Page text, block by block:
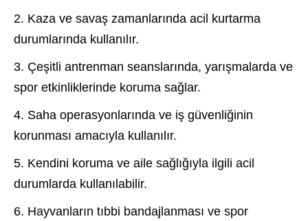
2. Kaza ve savaş zamanlarında acil kurtarma
durumlarında kullanılır.
3. Çeşitli antrenman seanslarında, yarışmalarda ve
spor etkinliklerinde koruma sağlar.
4. Saha operasyonlarında ve iş güvenliğinin
korunması amacıyla kullanılır.
5. Kendini koruma ve aile sağlığıyla ilgili acil
durumlarda kullanılabilir.
6. Hayvanların tıbbi bandajlanması ve spor